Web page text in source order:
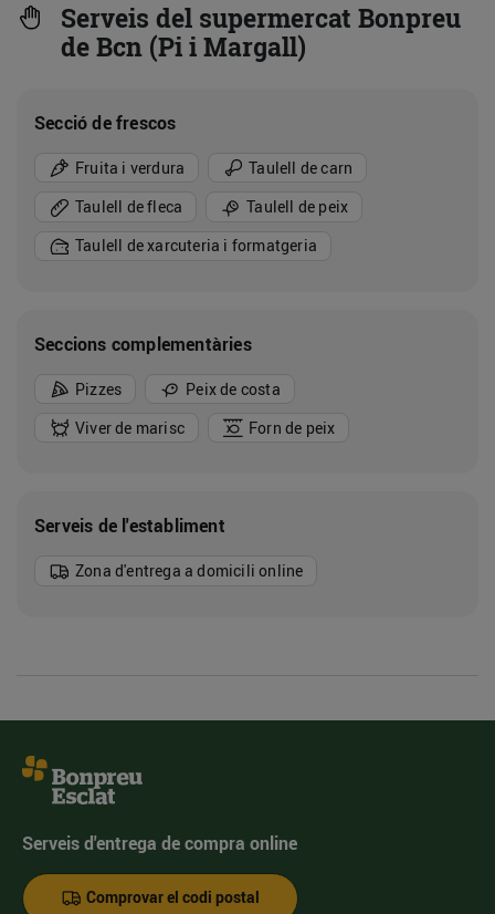
Serveis del supermercat Bonpreu
de Bcn (Pi i Margall)
Secció de frescos
Fruita i verdura
Taulell de carn
Taulell de fleca
Taulell de peix
Taulell de xarcuteria i formatgeria
Seccions complementàries
Pizzes
Peix de costa
Viver de marisc
Forn de peix
Serveis de l'establiment
Zona d'entrega a domicili online
Serveis d'entrega de compra online
Comprovar el codi postal